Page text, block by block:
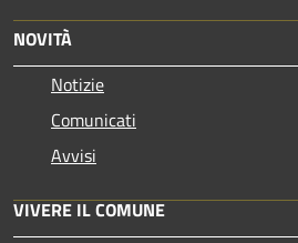
NOVITÀ
Notizie
Comunicati
Avvisi
VIVERE IL COMUNE